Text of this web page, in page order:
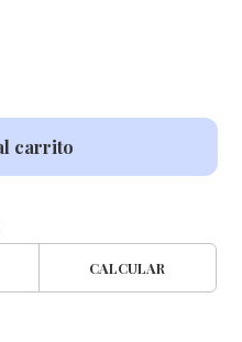
carrito
CALCULAR